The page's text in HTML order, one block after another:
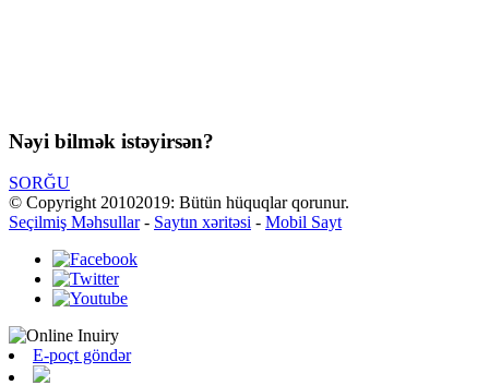
Nəyi bilmək istəyirsən?
SORĞU
© Copyright 20102019: Bütün hüquqlar qorunur.
Seçilmiş Məhsullar- Saytın xəritəsi - Mobil Sayt
E-poçt göndər